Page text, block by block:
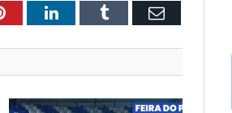
PinterestLinkedInTumblr Email